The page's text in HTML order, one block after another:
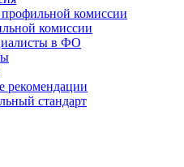
комиссии
комиссии
в ФО
рекомендации
стандарт